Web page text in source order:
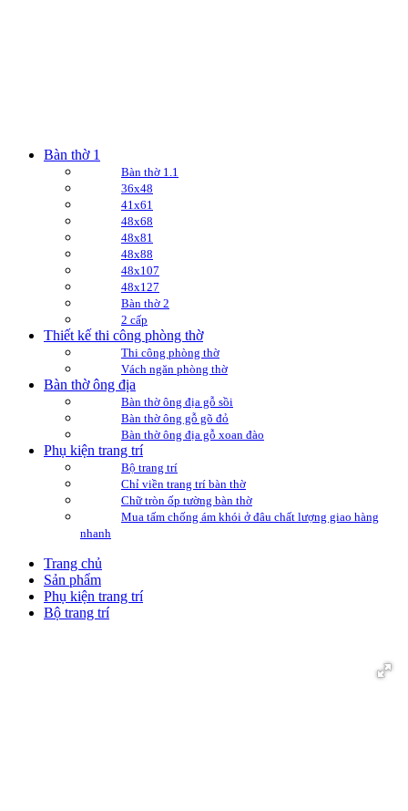
Bàn thờ 1
Bàn thờ 1.1
36x48
41x61
48x68
48x81
48x88
48x107
48x127
Bàn thờ 2
2 cấp
Thiết kế thi công phòng thờ
Thi công phòng thờ
Vách ngăn phòng thờ
Bàn thờ ông địa
Bàn thờ ông địa gỗ sồi
Bàn thờ ông gỗ gõ đỏ
Bàn thờ ông địa gỗ xoan đào
Phụ kiện trang trí
Bộ trang trí
Chỉ viền trang trí bàn thờ
Chữ tròn ốp tường bàn thờ
Mua tấm chống ám khói ở đâu chất lượng giao hàng
nhanh
Trang chủ
Sản phẩm
Phụ kiện trang trí
Bộ trang trí